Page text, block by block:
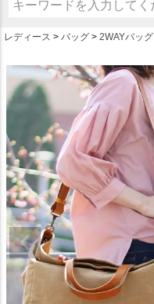
レディース バッグ 2WAYバッグ